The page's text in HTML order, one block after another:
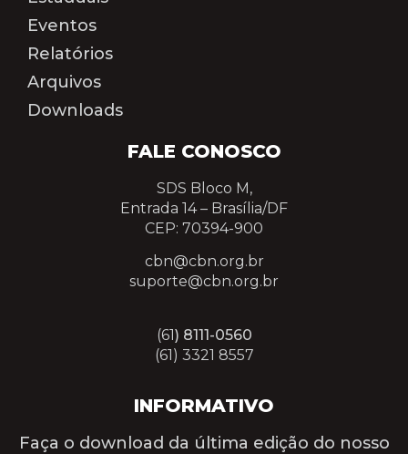
INFORMATIVO
Faça o download da última edição do nosso
FALE CONOSCO
SDS Bloco M,
Entrada 14 – Brasília/DF
CEP: 70394-900
cbn@cbn.org.br
suporte@cbn.org.br
(61) 8111-0560
(61) 3321 8557
Eventos
Relatórios
Arquivos
Downloads